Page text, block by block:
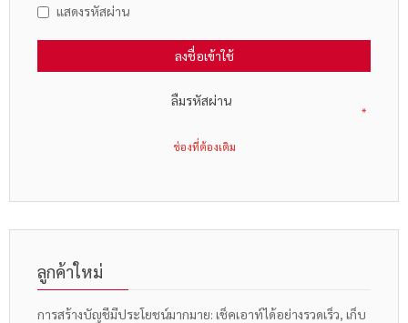
แสดงรหัสผ่าน
ลงชื่อเข้าใช้
ลืมรหัสผ่าน
ลูกค้าใหม่
การสร้างบัญชีมีประโยชน์มากมาย: เช็คเอาท์ได้อย่างรวดเร็ว, เก็บ